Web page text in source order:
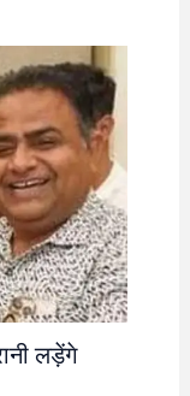
लड़ेंगे